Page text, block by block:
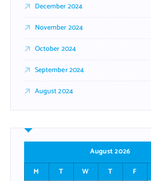
December 2024
November 2024
October 2024
September 2024
August 2024
August 2026
M
T W T F